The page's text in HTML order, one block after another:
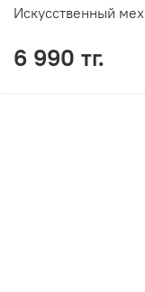
Искусственный мех
6 990 тг.